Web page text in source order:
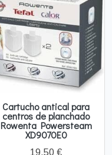
Cartucho antical para
centros de planchado
Rowenta Powersteam
XD9070E0
19,50 €